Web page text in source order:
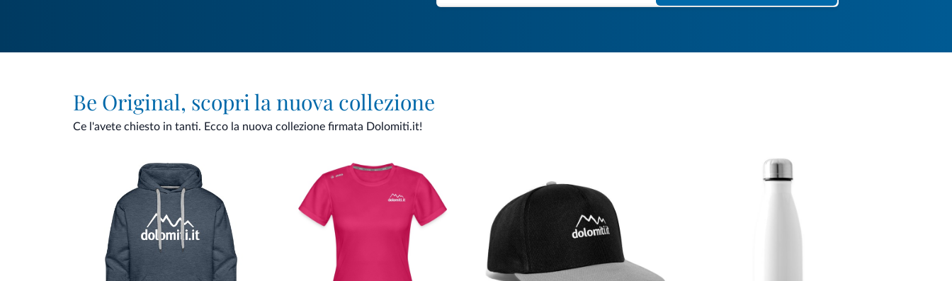
Be Original, scopri la nuova collezione
Ce l'avete chiesto in tanti. Ecco la nuova collezione firmata Dolomiti.it!